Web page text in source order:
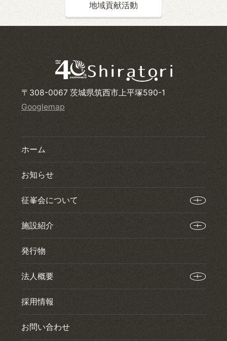
地域貢献活動
〒308-0067 茨城県筑西市上平塚590-1
Googlemap
ホーム
お知らせ
征峯会について
施設紹介
発行物
法人概要
採用情報
お問い合わせ